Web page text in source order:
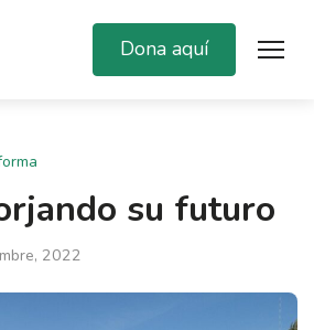
Dona aquí
su futuro
2022